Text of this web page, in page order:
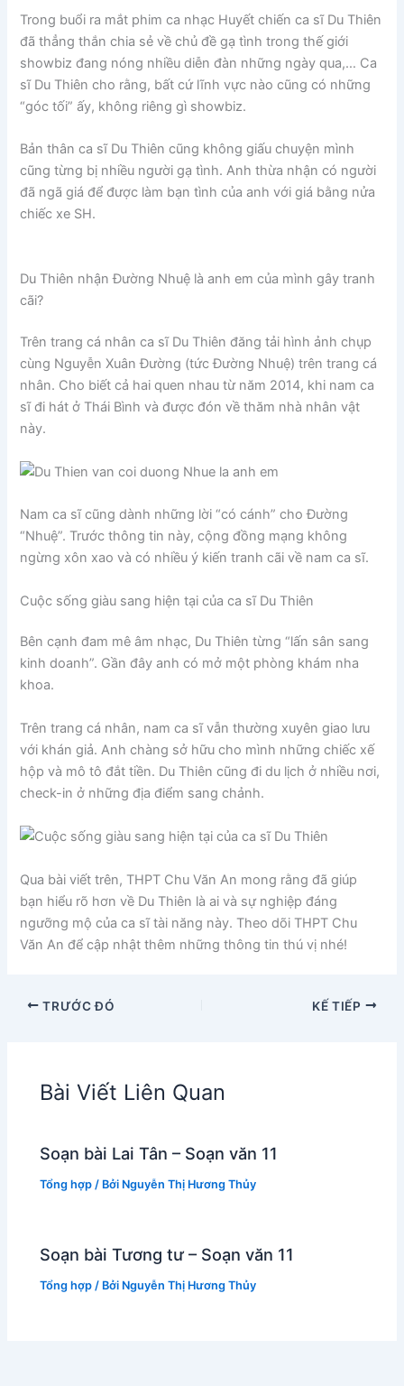
Trong buổi ra mắt phim ca nhạc Huyết chiến ca sĩ Du Thiên
đã thẳng thắn chia sẻ về chủ đề gạ tình trong thế giới
showbiz đang nóng nhiều diễn đàn những ngày qua,… Ca
sĩ Du Thiên cho rằng, bất cứ lĩnh vực nào cũng có những
“góc tối” ấy, không riêng gì showbiz.
Bản thân ca sĩ Du Thiên cũng không giấu chuyện mình
cũng từng bị nhiều người gạ tình. Anh thừa nhận có người
đã ngã giá để được làm bạn tình của anh với giá bằng nửa
chiếc xe SH.
Du Thiên nhận Đường Nhuệ là anh em của mình gây tranh
cãi?
Trên trang cá nhân ca sĩ Du Thiên đăng tải hình ảnh chụp
cùng Nguyễn Xuân Đường (tức Đường Nhuệ) trên trang cá
nhân. Cho biết cả hai quen nhau từ năm 2014, khi nam ca
sĩ đi hát ở Thái Bình và được đón về thăm nhà nhân vật
này.
Nam ca sĩ cũng dành những lời “có cánh” cho Đường
“Nhuệ”. Trước thông tin này, cộng đồng mạng không
ngừng xôn xao và có nhiều ý kiến tranh cãi về nam ca sĩ.
Cuộc sống giàu sang hiện tại của ca sĩ Du Thiên
Bên cạnh đam mê âm nhạc, Du Thiên từng “lấn sân sang
kinh doanh”. Gần đây anh có mở một phòng khám nha
khoa.
Trên trang cá nhân, nam ca sĩ vẫn thường xuyên giao lưu
với khán giả. Anh chàng sở hữu cho mình những chiếc xế
hộp và mô tô đắt tiền. Du Thiên cũng đi du lịch ở nhiều nơi,
check-in ở những địa điểm sang chảnh.
Qua bài viết trên, THPT Chu Văn An mong rằng đã giúp
bạn hiểu rõ hơn về Du Thiên là ai và sự nghiệp đáng
ngưỡng mộ của ca sĩ tài năng này. Theo dõi THPT Chu
Văn An để cập nhật thêm những thông tin thú vị nhé!
TRƯỚC ĐÓ KẾ TIẾP
Bài Viết Liên Quan
Soạn bài Lai Tân – Soạn văn 11
Tổng hợp / Bởi Nguyễn Thị Hương Thủy
Soạn bài Tương tư – Soạn văn 11
Tổng hợp / Bởi Nguyễn Thị Hương Thủy